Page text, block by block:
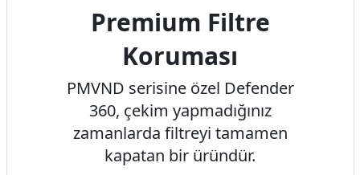
Premium Filtre
Koruması
PMVND serisine özel Defender
360, çekim yapmadığınız
zamanlarda filtreyi tamamen
kapatan bir üründür.